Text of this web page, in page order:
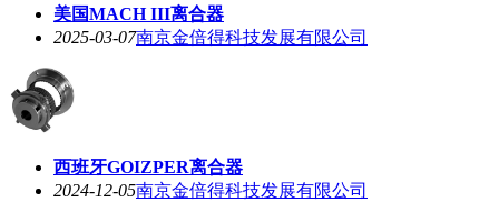
美国MACH III离合器
2025-03-07南京金倍得科技发展有限公司
西班牙GOIZPER离合器
2024-12-05南京金倍得科技发展有限公司